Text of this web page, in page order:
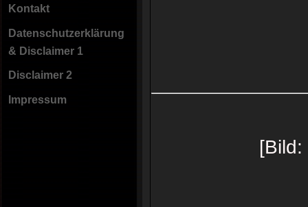
Kontakt
Datenschutzerklärung
& Disclaimer 1
Disclaimer 2
Impressum